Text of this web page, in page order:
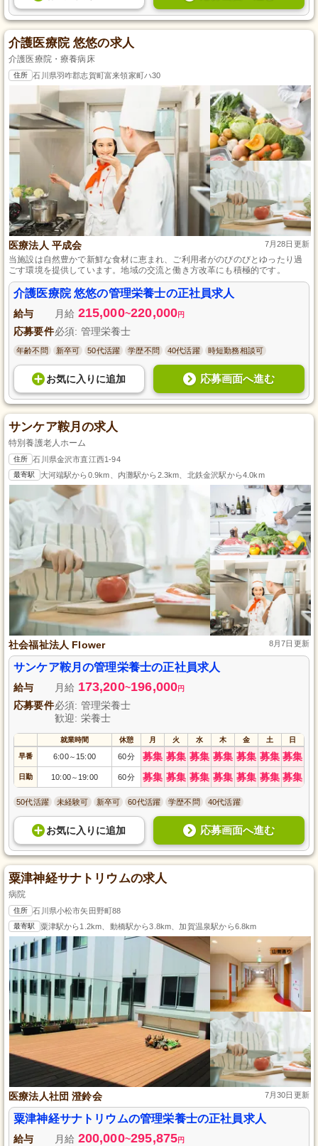
介護医療院 悠悠の求人
介護医療院・療養病床
住所 石川県羽咋郡志賀町富来領家町ハ30
医療法人 平成会 7月28日更新
当施設は自然豊かで新鮮な食材に恵まれ、ご利用者がのびのびとゆったり過
ごす環境を提供しています。地域の交流と働き方改革にも積極的です。
介護医療院 悠悠の管理栄養士の正社員求人
給与 月給 215,000~220,000円
応募要件必須: 管理栄養士
年齢不問 新卒可 50代活躍 学歴不問 40代活躍 時短勤務相談可
お気に入り に追加 応募画面へ進む
サンケア鞍月の求人
特別養護老人ホーム
住所 石川県金沢市直江西1-94
最寄駅 大河端駅から0.9km、内灘駅から2.3km、北鉄金沢駅から4.0km
社会福祉法人 Flower 8月7日更新
サンケア鞍月の管理栄養士の正社員求人
給与 月給 173,200~196,000円
応募要件必須: 管理栄養士
歓迎: 栄養士
就業時間 休憩 月 火 水 木 金 土 日
早番 6:00～ 15:00 60分 募集 募集 募集 募集 募集 募集 募集
日勤 10:00～ 19:00 60分 募集 募集 募集 募集 募集 募集 募集
50代活躍 未経験可 新卒可 60代活躍 学歴不問 40代活躍
お気に入り に追加 応募画面へ進む
粟津神経サナトリウムの求人
病院
住所 石川県小松市矢田野町88
最寄駅 粟津駅から1.2km、動橋駅から3.8km、加賀温泉駅から6.8km
医療法人社団 澄鈴会 7月30日更新
粟津神経サナトリウムの管理栄養士の正社員求人
給与 月給 200,000~295,875円